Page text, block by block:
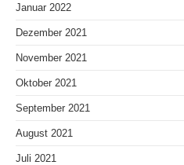
Januar 2022
Dezember 2021
November 2021
Oktober 2021
September 2021
August 2021
Juli 2021